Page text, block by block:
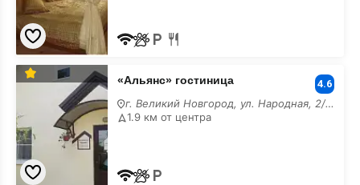
«Альянс»
гостиница
«Альянс» гостиница 4.6
г. Великий Новгород, ул. Народная, 2/а-Б
1.9 км от центра